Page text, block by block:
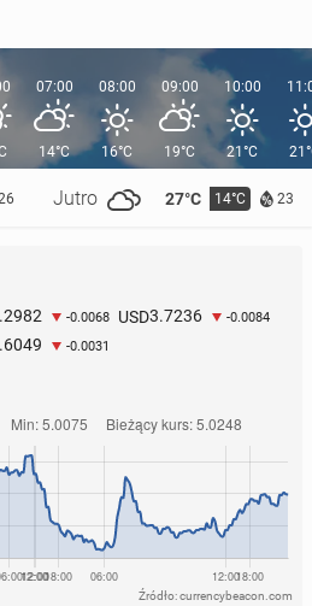
Jutro 27°C 14°C 23
07:00
14°C
08:00
16°C
09:00
19°C
10:00
21°C
-0.0068 USD3.7236 -0.0084
-0.0031
Źródło: currencybeacon.com